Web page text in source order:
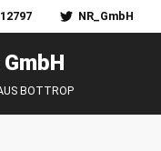
NR_GmbH
BOTTROP